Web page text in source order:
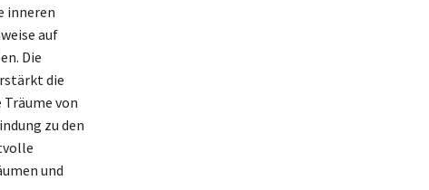
inneren
auf
Die
die
Träume von
zu den
und